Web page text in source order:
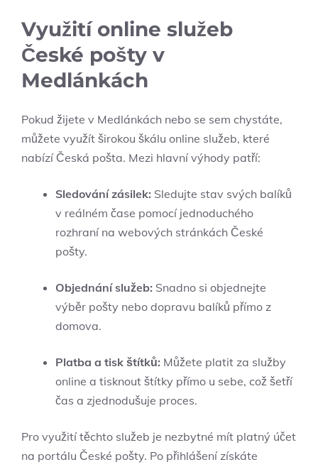
Využití online služeb
České pošty v
Medlánkách
Pokud žijete v Medlánkách nebo se sem chystáte,
můžete využít širokou škálu online služeb, které
nabízí Česká pošta. Mezi hlavní výhody patří:
Sledování zásilek: Sledujte stav svých balíků
v reálném čase pomocí jednoduchého
rozhraní na webových stránkách České
pošty.
Objednání služeb: Snadno si objednejte
výběr pošty nebo dopravu balíků přímo z
domova.
Platba a tisk štítků: Můžete platit za služby
online a tisknout štítky přímo u sebe, což šetří
čas a zjednodušuje proces.
Pro využití těchto služeb je nezbytné mít platný účet
na portálu České pošty. Po přihlášení získáte